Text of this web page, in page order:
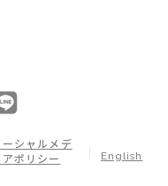
ーシャルメデ
アポリシー
English